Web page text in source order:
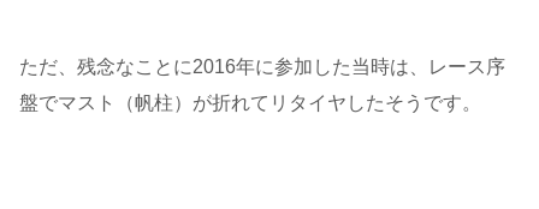
ただ、残念なことに2016年に参加した当時は、レース序
盤でマスト（帆柱）が折れてリタイヤしたそうです。